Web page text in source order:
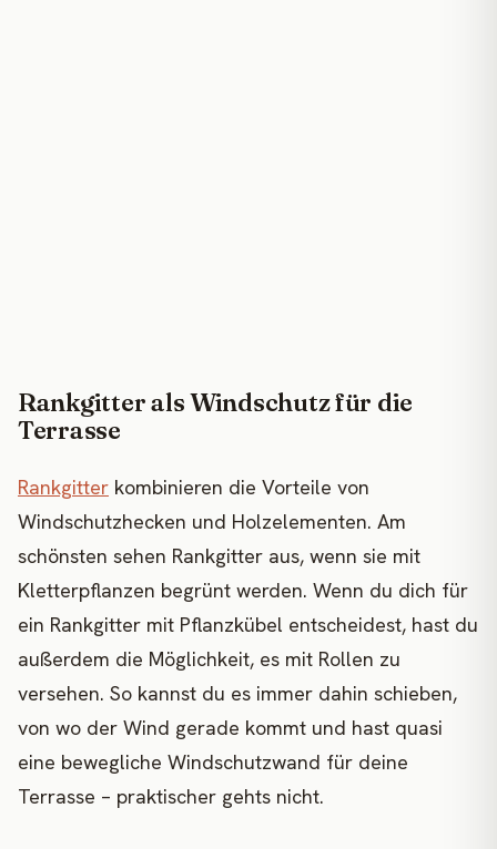
Rankgitter als Windschutz für die
Terrasse
Rankgitter kombinieren die Vorteile von
Windschutzhecken und Holzelementen. Am
schönsten sehen Rankgitter aus, wenn sie mit
Kletterpflanzen begrünt werden. Wenn du dich für
ein Rankgitter mit Pflanzkübel entscheidest, hast du
außerdem die Möglichkeit, es mit Rollen zu
versehen. So kannst du es immer dahin schieben,
von wo der Wind gerade kommt und hast quasi
eine bewegliche Windschutzwand für deine
Terrasse – praktischer gehts nicht.